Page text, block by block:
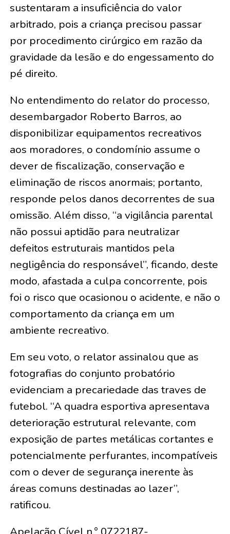
sustentaram a insuficiência do valor
arbitrado, pois a criança precisou passar
por procedimento cirúrgico em razão da
gravidade da lesão e do engessamento do
pé direito.
No entendimento do relator do processo,
desembargador Roberto Barros, ao
disponibilizar equipamentos recreativos
aos moradores, o condomínio assume o
dever de fiscalização, conservação e
eliminação de riscos anormais; portanto,
responde pelos danos decorrentes de sua
omissão. Além disso, “a vigilância parental
não possui aptidão para neutralizar
defeitos estruturais mantidos pela
negligência do responsável”, ficando, deste
modo, afastada a culpa concorrente, pois
foi o risco que ocasionou o acidente, e não o
comportamento da criança em um
ambiente recreativo.
Em seu voto, o relator assinalou que as
fotografias do conjunto probatório
evidenciam a precariedade das traves de
futebol. “A quadra esportiva apresentava
deterioração estrutural relevante, com
exposição de partes metálicas cortantes e
potencialmente perfurantes, incompatíveis
com o dever de segurança inerente às
áreas comuns destinadas ao lazer”,
ratificou.